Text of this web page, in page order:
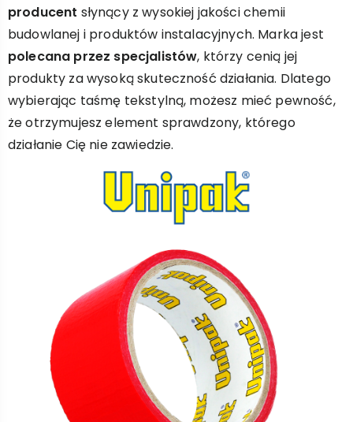
producent słynący z wysokiej jakości chemii
budowlanej i produktów instalacyjnych. Marka jest
polecana przez specjalistów, którzy cenią jej
produkty za wysoką skuteczność działania. Dlatego
wybierając taśmę tekstylną, możesz mieć pewność,
że otrzymujesz element sprawdzony, którego
działanie Cię nie zawiedzie.